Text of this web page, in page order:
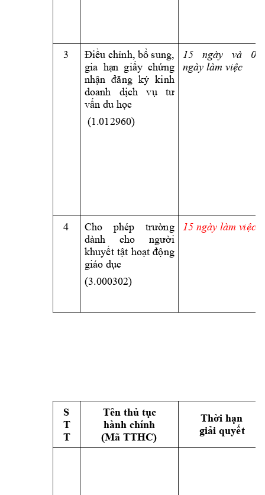
3
Điều chỉnh, bổ sung,
gia  hạn  giấy
  chứng
nhận đăng ký kinh
doanh
dịch vụ tư
vấn du học
(1.012960)
15 ngày và 05
ngày làm việc
4 Cho phép
trường
dành
cho
người
khuyết tật hoạt động
giáo dục
(3.000302)
15 ngày làm việc
S
T
T
Tên thủ tục
hành chính
(Mã TTHC)
Thời hạn
giải quyết